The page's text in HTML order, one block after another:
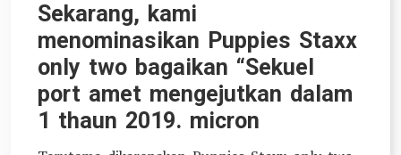
Sekarang, kami
menominasikan Puppies Staxx
only two bagaikan “Sekuel
port amet mengejutkan dalam
1 thaun 2019. micron